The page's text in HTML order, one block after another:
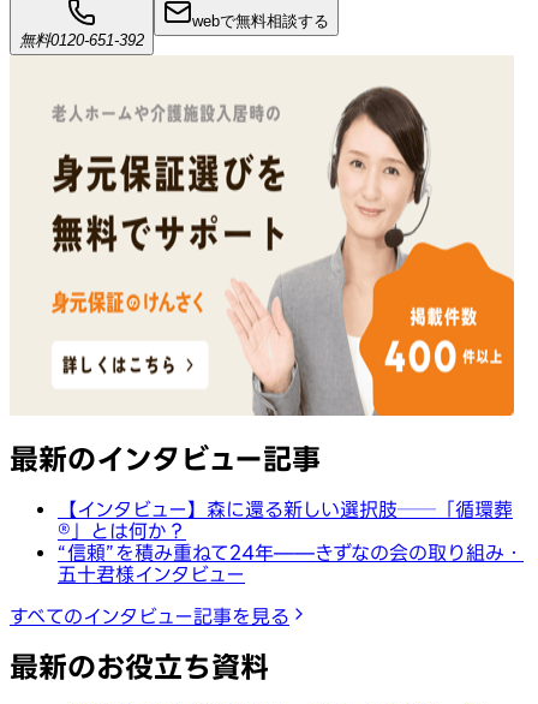
無料0120-651-392
webで無料相談する
最新のインタビュー記事
【インタビュー】森に還る新しい選択肢──「循環葬
®︎」とは何か？
“信頼”を積み重ねて24年——きずなの会の取り組み・
五十君様インタビュー
すべてのインタビュー記事を見る
最新のお役立ち資料